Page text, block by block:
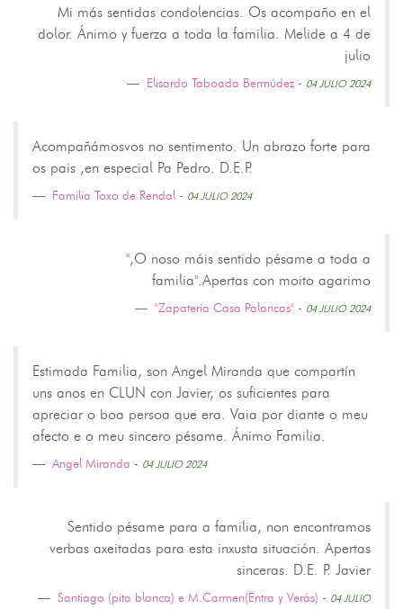
Mi más sentidas condolencias. Os acompaño en el
dolor. Ánimo y fuerza a toda la familia. Melide a 4 de
julio
Elisardo Taboada Bermúdez - 04 JULIO 2024
Acompañámosvos no sentimento. Un abrazo forte para
os pais ,en especial Pa Pedro. D.E.P.
Familia Toxo de Rendal - 04 JULIO 2024
",O noso máis sentido pésame a toda a
familia".Apertas con moito agarimo
"Zapatería Casa Palancas" - 04 JULIO 2024
Estimada Familia, son Angel Miranda que compartín
uns anos en CLUN con Javier, os suficientes para
apreciar o boa persoa que era. Vaia por diante o meu
afecto e o meu sincero pésame. Ánimo Familia.
Angel Miranda - 04 JULIO 2024
Sentido pésame para a familia, non encontramos
verbas axeitadas para esta inxusta situación. Apertas
sinceras. D.E. P. Javier
Santiago (pita blanca) e M.Carmen(Entra y Verás) - 04 JULIO